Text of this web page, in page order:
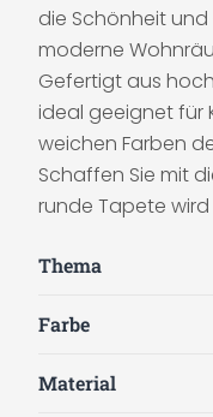
die Schönheit
moderne
Gefertigt aus
ideal geeignet für
weichen Farben
Schaffen Sie mit
runde Tapete
Thema
Farbe
Material